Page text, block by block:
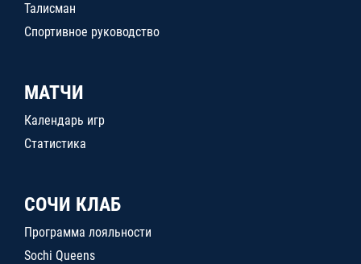
Талисман
Спортивное руководство
МАТЧИ
Календарь игр
Статистика
СОЧИ КЛАБ
Программа лояльности
Sochi Queens